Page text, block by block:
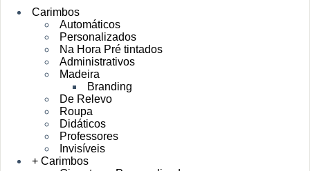
Carimbos
Automáticos
Personalizados
Na Hora Pré tintados
Administrativos
Madeira
Branding
De Relevo
Roupa
Didáticos
Professores
Invisíveis
+ Carimbos